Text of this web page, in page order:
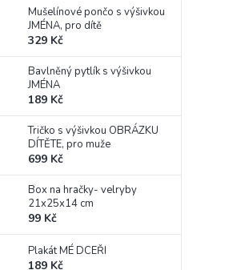
Mušelínové pončo s výšivkou
JMÉNA, pro dítě
329 Kč
Bavlněný pytlík s výšivkou
JMÉNA
189 Kč
Tričko s výšivkou OBRÁZKU
DÍTĚTE, pro muže
699 Kč
Box na hračky- velryby
21x25x14 cm
99 Kč
Plakát MÉ DCEŘI
189 Kč